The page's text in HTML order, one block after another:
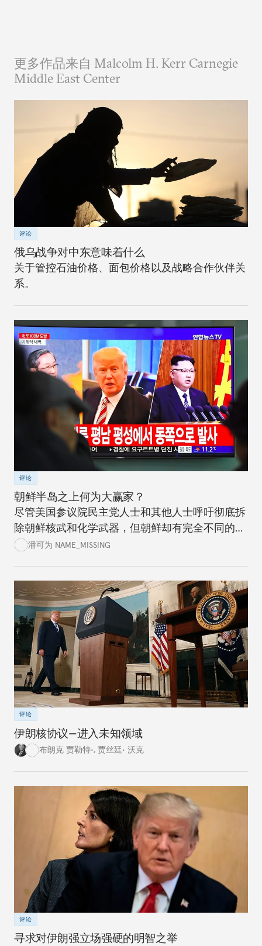
更多作品来自 Malcolm H. Kerr Carnegie
Middle East Center
评论
俄乌战争对中东意味着什么
关于管控石油价格、面包价格以及战略合作伙伴关
系。
评论
朝鲜半岛之上何为大赢家？
尽管美国参议院民主党人士和其他人士呼吁彻底拆
除朝鲜核武和化学武器，但朝鲜却有完全不同的想
法。美国政党领袖应该清楚认识到进程情况，而不
潘可为 NAME_MISSING
评论
伊朗核协议—进入未知领域
布朗克 贾勒特•, 贾丝廷• 沃克
评论
寻求对伊朗强立场强硬的明智之举